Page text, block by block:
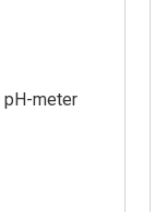
pH-meter